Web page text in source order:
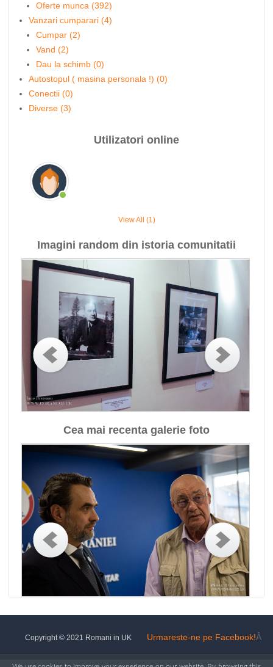
Oferte munca (392)
Vanzari cumparari (4)
Cumpar (2)
Vand (2)
Dau la schimb (0)
Autostopul ( masina personala !) (0)
Conectii (0)
Diverse (3)
Utilizatori online
View All (1)
Imagini random din istoria comunitatii
Cea mai recenta galerie foto
Urmareste-ne pe Facebook!Â
Copyright © 2021 Romani in UK